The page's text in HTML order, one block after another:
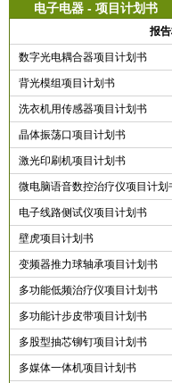
电子电器 - 项目计划书
报
数字光电耦合器项目计划书
背光模组项目计划书
洗衣机用传感器项目计划书
晶体振荡口项目计划书
激光印刷机项目计划书
微电脑语音数控治疗仪项目计划
电子线路侧试仪项目计划书
壁虎项目计划书
变频器推力球轴承项目计划书
多功能低频治疗仪项目计划书
多功能计步皮带项目计划书
多股型抽芯铆钉项目计划书
多媒体一体机项目计划书